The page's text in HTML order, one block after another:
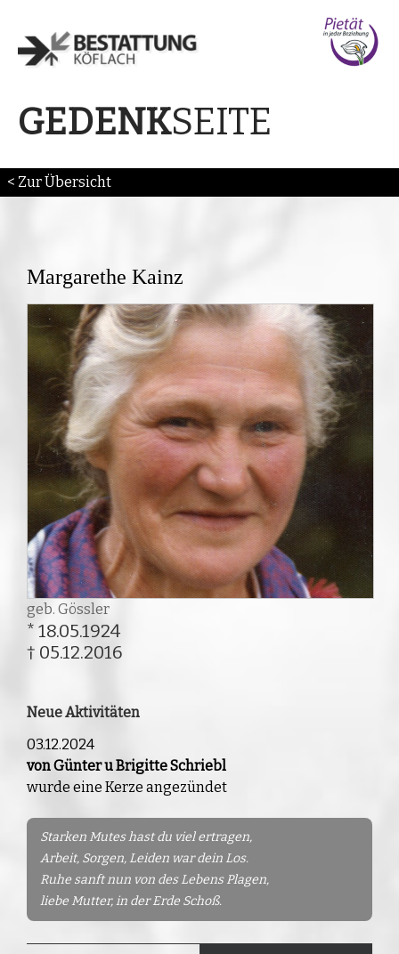
GEDENKSEITE
< Zur Übersicht
Margarethe Kainz
geb. Gössler
* 18.05.1924
† 05.12.2016
Neue Aktivitäten
03.12.2024
von Günter u Brigitte Schriebl
wurde eine Kerze angezündet
Starken Mutes hast du viel ertragen,
Arbeit, Sorgen, Leiden war dein Los.
Ruhe sanft nun von des Lebens Plagen,
liebe Mutter, in der Erde Schoß.